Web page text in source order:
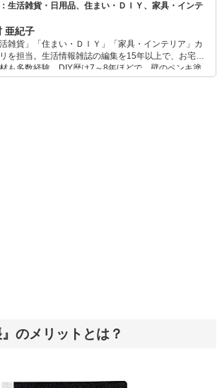
生活雑貨・日用品、住まい・ＤＩＹ、家具・インテ
亜紀子
活雑貨」「住まい・ＤＩＹ」「家具・インテリア」カ
を担当。生活情報雑誌の編集を15年以上で、お宅訪
も多数経験。DIY歴は7～8年ほどで、壁のペンキ塗
紙チェンジなどもチャレンジ済み。初心者でもモノ
』のメリットとは？